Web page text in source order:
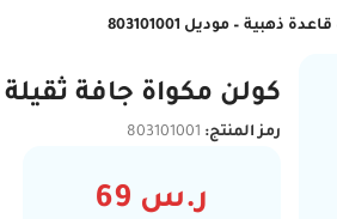
ذهبية – موديل 803101001
كولن مكواة جافة ثقيلة –
رمز المنتج: 803101001
ر.س